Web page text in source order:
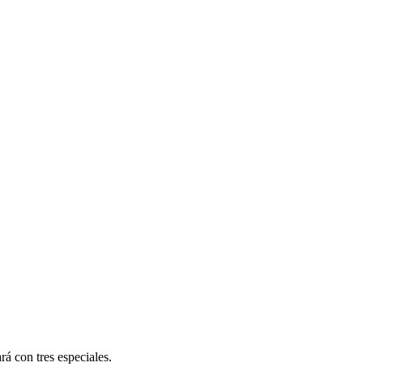
con tres especiales.